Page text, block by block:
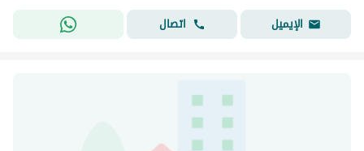
الإيميل
اتصال